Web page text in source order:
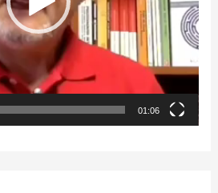
01:06